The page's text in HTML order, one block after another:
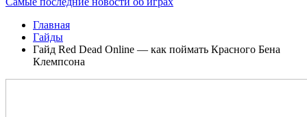
Главная
Гайды
Гайд Red Dead Online — как поймать Красного Бена
Клемпсона